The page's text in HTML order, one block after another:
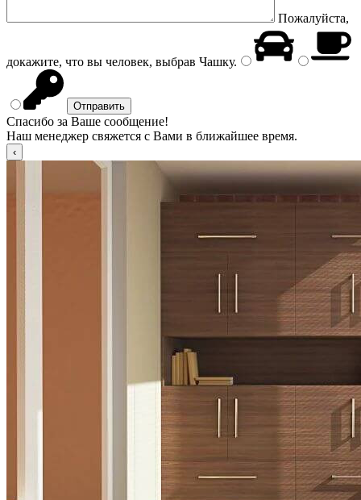
Пожалуйста,
докажите, что вы человек, выбрав Чашку.
Спасибо за Ваше сообщение!
Наш менеджер свяжется с Вами в ближайшее время.